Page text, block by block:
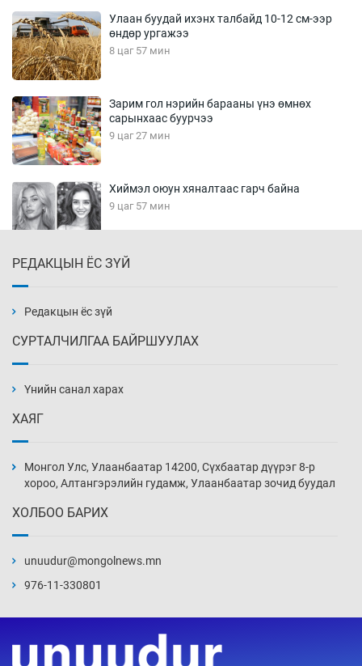
Улаан буудай ихэнх талбайд 10-12 см-ээр
өндөр ургажээ
8 цаг 57 мин
Зарим гол нэрийн барааны үнэ өмнөх
сарынхаас буурчээ
9 цаг 27 мин
Хиймэл оюун хяналтаас гарч байна
9 цаг 57 мин
10 цаг 27 мин
нэмэгджээ
10 цаг 57 мин
11 цаг 27 мин
11 цаг 57 мин
РЕДАКЦЫН ЁС ЗҮЙ
Редакцын ёс зүй
СУРТАЛЧИЛГАА БАЙРШУУЛАХ
Үнийн санал харах
ХАЯГ
Монгол Улс, Улаанбаатар 14200, Сүхбаатар дүүрэг 8-р
хороо, Алтангэрэлийн гудамж, Улаанбаатар зочид буудал
ХОЛБОО БАРИХ
unuudur@mongolnews.mn
976-11-330801